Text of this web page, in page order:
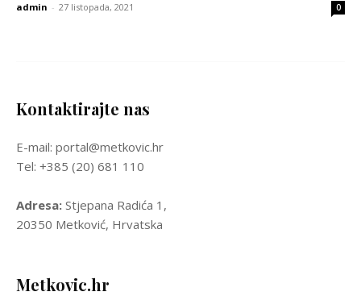
admin - 27 listopada, 2021 0
Kontaktirajte nas
E-mail: portal@metkovic.hr
Tel: +385 (20) 681 110
Adresa: Stjepana Radića 1,
20350 Metković, Hrvatska
Metkovic.hr